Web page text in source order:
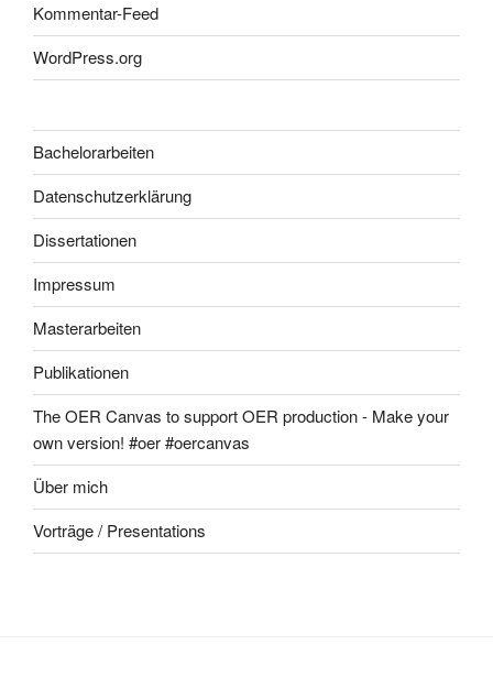
Kommentar-Feed
WordPress.org
Bachelorarbeiten
Datenschutzerklärung
Dissertationen
Impressum
Masterarbeiten
Publikationen
The OER Canvas to support OER production - Make your
own version! #oer #oercanvas
Über mich
Vorträge / Presentations